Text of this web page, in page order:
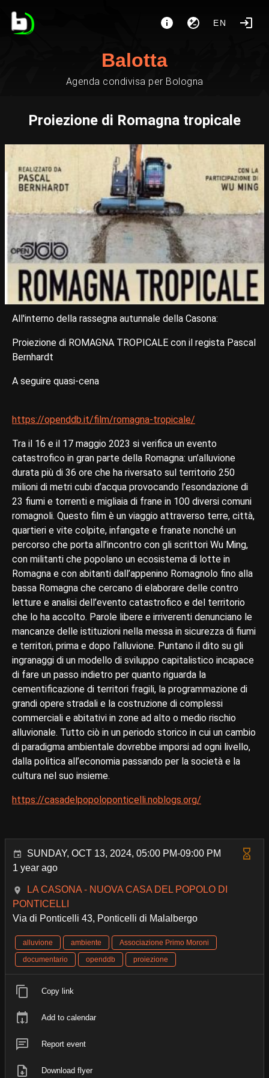
EN
Balotta
Agenda condivisa per Bologna
Proiezione di Romagna tropicale
All'interno della rassegna autunnale della Casona:
Proiezione di ROMAGNA TROPICALE con il regista Pascal
Bernhardt
A seguire quasi-cena
https://openddb.it/film/romagna-tropicale/
Tra il 16 e il 17 maggio 2023 si verifica un evento
catastrofico in gran parte della Romagna: un’alluvione
durata più di 36 ore che ha riversato sul territorio 250
milioni di metri cubi d’acqua provocando l’esondazione di
23 fiumi e torrenti e migliaia di frane in 100 diversi comuni
romagnoli. Questo film è un viaggio attraverso terre, città,
quartieri e vite colpite, infangate e franate nonché un
percorso che porta all’incontro con gli scrittori Wu Ming,
con militanti che popolano un ecosistema di lotte in
Romagna e con abitanti dall’appenino Romagnolo fino alla
bassa Romagna che cercano di elaborare delle contro
letture e analisi dell’evento catastrofico e del territorio
che lo ha accolto. Parole libere e irriverenti denunciano le
mancanze delle istituzioni nella messa in sicurezza di fiumi
e territori, prima e dopo l’alluvione. Puntano il dito su gli
ingranaggi di un modello di sviluppo capitalistico incapace
di fare un passo indietro per quanto riguarda la
cementificazione di territori fragili, la programmazione di
grandi opere stradali e la costruzione di complessi
commerciali e abitativi in zone ad alto o medio rischio
alluvionale. Tutto ciò in un periodo storico in cui un cambio
di paradigma ambientale dovrebbe imporsi ad ogni livello,
dalla politica all’economia passando per la società e la
cultura nel suo insieme.
https://casadelpopoloponticelli.noblogs.org/
SUNDAY, OCT 13, 2024, 05:00 PM-09:00 PM
1 year ago
LA CASONA - NUOVA CASA DEL POPOLO DI
PONTICELLI
Via di Ponticelli 43, Ponticelli di Malalbergo
alluvione ambiente
Associazione Primo Moroni
documentario
openddb proiezione
Copy link
Add to calendar
Report event
Download flyer